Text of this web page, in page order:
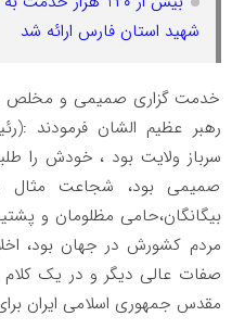
شهید استان فارس ارائه شد
خدمت گزاری صمیمی و مخلص
رهبر عظیم الشان فرمودند
سرباز ولایت بود ، خودش را
صمیمی بود، شجاعت مثال
بیگانگان،حامی مظلومان و
مردم کشورش در جهان بود،
صفات عالی دیگر و در یک
مقدس جمهوری اسلامی ایران